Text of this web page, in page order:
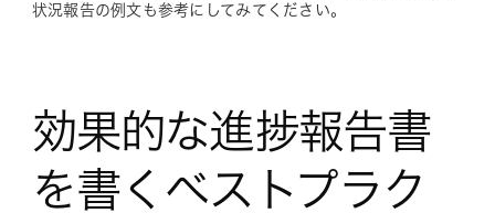
状況報告の例文も参考にしてみてください。
効果的な進捗報告書
を書くベストプラク